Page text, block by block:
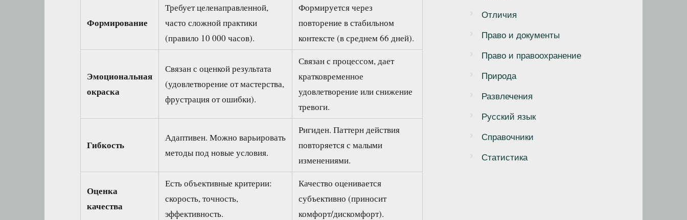
Формирование
Требует целенаправленной,
часто сложной практики
(правило 10 000 часов).
Формируется через
повторение в стабильном
контексте (в среднем 66 дней).
Эмоциональная
окраска
Связан с оценкой результата
(удовлетворение от мастерства,
фрустрация от ошибки).
Связан с процессом, дает
кратковременное
удовлетворение или снижение
тревоги.
Гибкость
Адаптивен. Можно варьировать
методы под новые условия.
Ригиден. Паттерн действия
повторяется с малыми
изменениями.
Оценка
качества
Есть объективные критерии:
скорость, точность,
эффективность.
Качество оценивается
субъективно (приносит
комфорт/дискомфорт).
Отличия
Право и документы
Право и правоохранение
Природа
Развлечения
Русский язык
Справочники
Статистика